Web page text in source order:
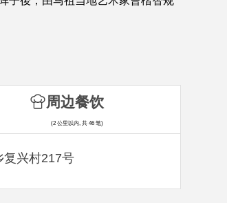
复兴村217号
周边餐饮
(2 公里以内, 共 46 笔)